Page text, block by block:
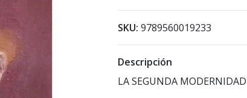
SKU: 9789560019233
Descripción
LA SEGUNDA